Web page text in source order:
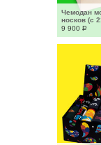
Чемодан
носков (с
9 900 Р